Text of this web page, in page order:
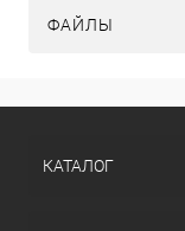
ФАЙЛЫ
КАТАЛОГ